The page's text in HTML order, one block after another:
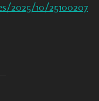
2025/10/25100207